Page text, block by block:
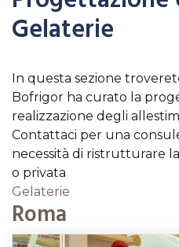
Gelaterie
In questa sezione
Bofrigor ha curato la
realizzazione degli
Contattaci per una
necessità di ristrutturare
o privata
Gelaterie
Roma